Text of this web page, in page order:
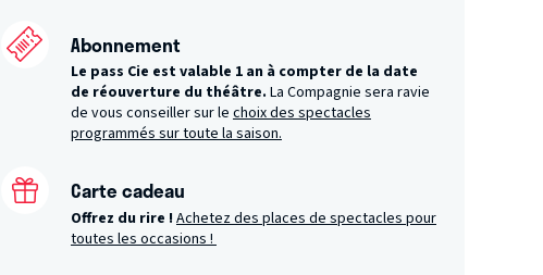
Abonnement
Le pass Cie est valable 1 an à compter de la date
de réouverture du théâtre. La Compagnie sera ravie
de vous conseiller sur le choix des spectacles
programmés sur toute la saison.
Carte cadeau
Offrez du rire ! Achetez des places de spectacles pour
toutes les occasions !